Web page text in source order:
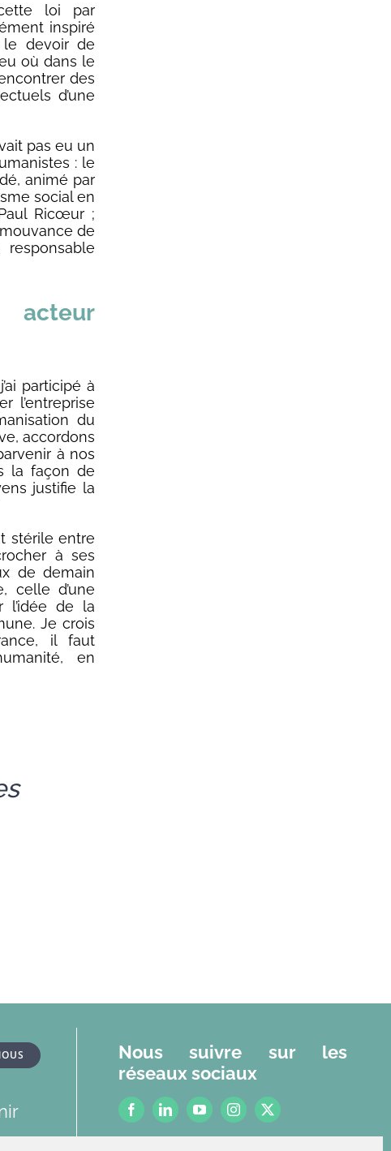
loi par
inspiré
devoir de
où dans le
des
d’une
pas eu un
: le
animé par
social en
Ricœur ;
de
acteur
participé à
l’entreprise
du
accordons
à nos
la façon de
justifie la
stérile entre
à ses
de demain
celle d’une
l’idée de la
Je crois
il faut
en
Nous suivre sur les
réseaux sociaux